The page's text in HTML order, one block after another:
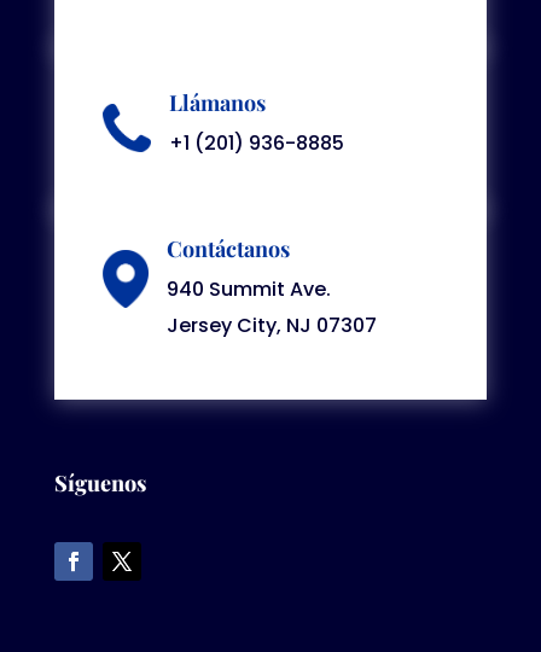
Llámanos
+1 (201) 936-8885
Contáctanos
940 Summit Ave.
Jersey City, NJ 07307
Síguenos